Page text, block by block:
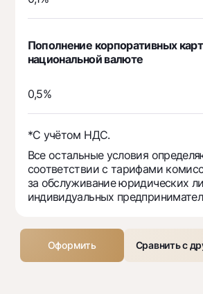
Пополнение корпоративных
национальной валюте
0,5%
*С учётом НДС.
Все остальные условия
соответствии с тарифами
за обслуживание юридических
индивидуальных
Оформить Сравнить с